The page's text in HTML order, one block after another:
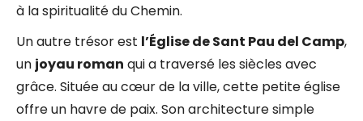
à la spiritualité du Chemin.
Un autre trésor est l’Église de Sant Pau del Camp,
un joyau roman qui a traversé les siècles avec
grâce. Située au cœur de la ville, cette petite église
offre un havre de paix. Son architecture simple